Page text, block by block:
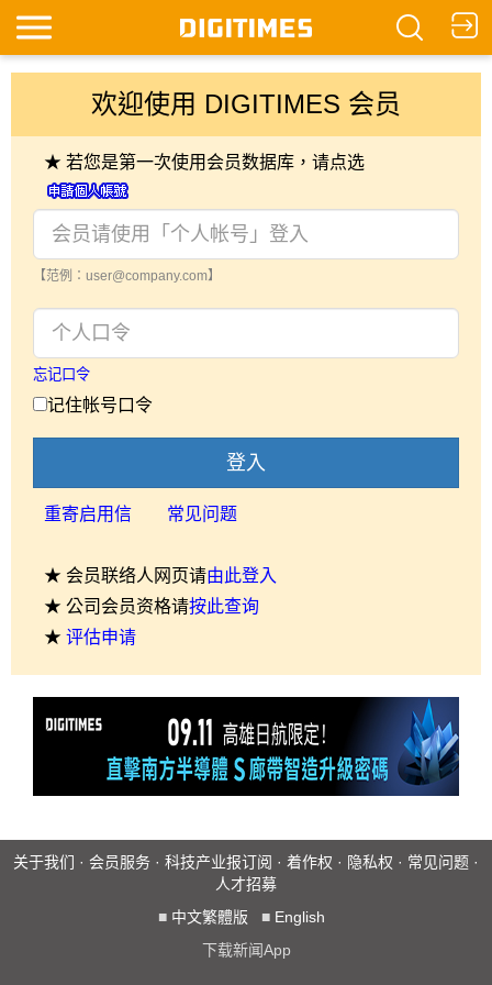
欢迎使用 DIGITIMES 会员
★ 若您是第一次使用会员数据库，请点选
【范例：user@company.com】
忘记口令
记住帐号口令
登入
重寄启用信 常见问题
★ 会员联络人网页请由此登入
★ 公司会员资格请按此查询
★ 评估申请
关于我们 · 会员服务 · 科技产业报订阅 · 着作权 · 隐私权 · 常见问题 ·
人才招募
■ 中文繁體版 ■ English
下载新闻App